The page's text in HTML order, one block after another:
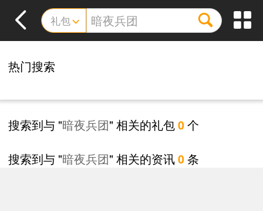
礼包
热门搜索
搜索到与 "暗夜兵团" 相关的礼包0个
搜索到与 "暗夜兵团" 相关的资讯0条